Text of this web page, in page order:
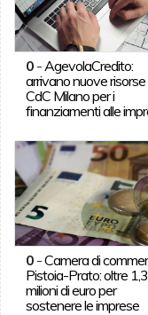
0- AgevolaCredito:
arrivano nuove risorse
CdC Milano per i
finanziamenti alle
0-Camera di
Pistoia-Prato: oltre 1,3
milioni di euro per
sostenere le imprese